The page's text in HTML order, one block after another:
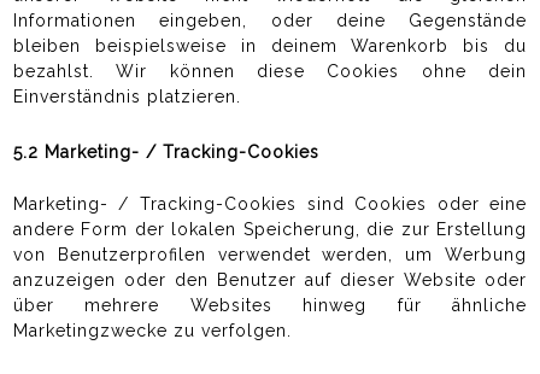
Informationen eingeben, oder deine Gegenstände
bleiben beispielsweise in deinem Warenkorb bis du
bezahlst. Wir können diese Cookies ohne dein
Einverständnis platzieren.
5.2 Marketing- / Tracking-Cookies
Marketing- / Tracking-Cookies sind Cookies oder eine
andere Form der lokalen Speicherung, die zur Erstellung
von Benutzerprofilen verwendet werden, um Werbung
anzuzeigen oder den Benutzer auf dieser Website oder
über mehrere Websites hinweg für ähnliche
Marketingzwecke zu verfolgen.